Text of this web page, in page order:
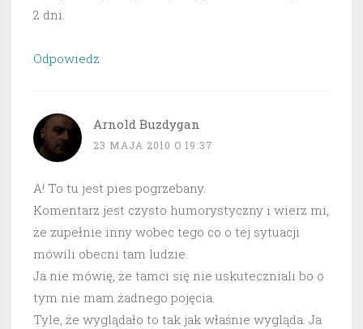
2 dni.
Odpowiedz
Arnold Buzdygan
23 MAJA 2010 O 19:37
A! To tu jest pies pogrzebany.
Komentarz jest czysto humorystyczny i wierz mi,
że zupełnie inny wobec tego co o tej sytuacji
mówili obecni tam ludzie.
Ja nie mówię, że tamci się nie uskuteczniali bo o
tym nie mam żadnego pojęcia.
Tyle, że wyglądało to tak jak właśnie wygląda. Ja